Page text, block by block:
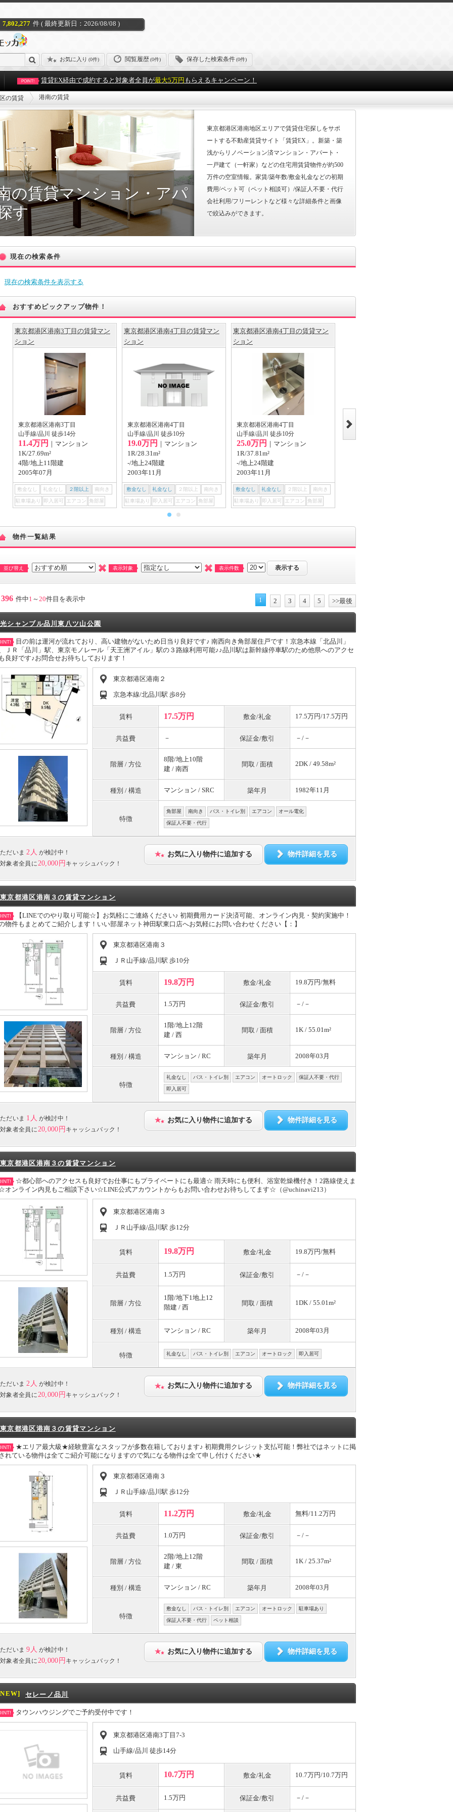
7,802,277 件 ( 最終更新日：2026/08/08 )
お気に入り (0件) 閲覧履歴(0件) 保存した検索条件(0件)
POINT! 賃貸EX経由で成約すると対象者全員が最大5万円 もらえるキャンペーン！
の賃貸 港南の賃貸
の賃貸マンション・アパ
す
東京都港区港南地区エリアで賃貸住宅探しをサポ
ートする不動産賃貸サイト「賃貸EX」。新築・築
浅からリノベーション済マンション・アパート・
一戸建て（一軒家）などの住宅用賃貸物件が約500
万件の空室情報。家賃/築年数/敷金礼金などの初期
費用/ペット可（ペット相談可）/保証人不要・代行
会社利用/フリーレントなど様々な詳細条件と画像
で絞込みができます。
現在の検索条件
現在の検索条件を表示する
おすすめピックアップ物件！
東京都港区港南3丁目の賃貸マン
ション
東京都港区港南3丁目
山手線/品川 徒歩14分
11.4万円 ｜マンション
1K/27.69m²
4階/地上11階建
2005年07月
敷金なし 礼金なし ２階以上 南向き
駐車場あり 即入居可 エアコン 角部屋
東京都港区港南4丁目の賃貸マン
ション
東京都港区港南4丁目
山手線/品川 徒歩10分
19.0万円 ｜マンション
1R/28.31m²
-/地上24階建
2003年11月
敷金なし 礼金なし ２階以上 南向き
駐車場あり 即入居可 エアコン 角部屋
東京都港区港南4丁目の賃貸マン
ション
東京都港区港南4丁目
山手線/品川 徒歩10分
25.0万円 ｜マンション
1R/37.81m²
-/地上24階建
2003年11月
敷金なし 礼金なし ２階以上 南向き
駐車場あり 即入居可 エアコン 角部屋
東京都港区港南4丁目
物件一覧結果
並び替え 表示対象 表示件数
396 件中1 ～ 20件目を表示中 1 2 3 4 5 >>最後
光シャンブル品川東八ツ山公園
目の前は運河が流れており、高い建物がないため日当り良好です♪ 南西向き角部屋住戸です！京急本線「北品川」
ＪＲ「品川」駅、東京モノレール「天王洲アイル」駅の３路線利用可能♪♪品川駅は新幹線停車駅のため他県へのアクセ
良好です♪お問合せお待ちしております！
東京都港区港南２
京急本線/北品川駅 歩8分
賃料 17.5万円 敷金/礼金 17.5万円/17.5万円
共益費 － 保証金/敷引 －/－
階層 / 方位
8階/地上10階
建 / 南西
間取 / 面積 2DK / 49.58m²
種別 / 構造 マンション / SRC 築年月 1982年11月
特徴
角部屋 南向き バス・トイレ別 エアコン オール電化
保証人不要・代行
ただいま 2人 が検討中！
対象者全員に20,000円 キャッシュバック！
お気に入り物件に追加する 物件詳細を見る
東京都港区港南３の賃貸マンション
【LINEでのやり取り可能☆】お気軽にご連絡ください♪ 初期費用カード決済可能、オンライン内見・契約実施中！
物件もまとめてご紹介します！いい部屋ネット神田駅東口店へお気軽にお問い合わせください【：】
東京都港区港南３
ＪＲ山手線/品川駅 歩10分
賃料 19.8万円 敷金/礼金 19.8万円/無料
共益費 1.5万円 保証金/敷引 －/－
階層 / 方位
1階/地上12階
建 / 西
間取 / 面積 1K / 55.01m²
種別 / 構造 マンション / RC 築年月 2008年03月
特徴
礼金なし バス・トイレ別 エアコン オートロック 保証人不要・代行
即入居可
ただいま 1人 が検討中！
対象者全員に 20,000円 キャッシュバック！
お気に入り物件に追加する 物件詳細を見る
東京都港区港南３の賃貸マンション
☆都心部へのアクセスも良好でお仕事にもプライベートにも最適☆ 雨天時にも便利、浴室乾燥機付き！2路線使えま
オンライン内見もご相談下さい☆LINE公式アカウントからもお問い合わせお待ちしてます☆（@uchinavi213）
東京都港区港南３
ＪＲ山手線/品川駅 歩12分
賃料 19.8万円 敷金/礼金 19.8万円/無料
共益費 1.5万円 保証金/敷引 －/－
階層 / 方位
1階/地下1地上12
階建 / 西
間取 / 面積 1DK / 55.01m²
種別 / 構造 マンション / RC 築年月 2008年03月
特徴 礼金なし バス・トイレ別 エアコン オートロック 即入居可
ただいま 2人 が検討中！
対象者全員に20,000円 キャッシュバック！
お気に入り物件に追加する 物件詳細を見る
東京都港区港南３の賃貸マンション
★エリア最大級★経験豊富なスタッフが多数在籍しております♪ 初期費用クレジット支払可能！弊社ではネットに掲
れている物件は全てご紹介可能になりますので気になる物件は全て申し付けください★
東京都港区港南３
ＪＲ山手線/品川駅 歩12分
賃料 11.2万円 敷金/礼金 無料/11.2万円
共益費 1.0万円 保証金/敷引 －/－
階層 / 方位
2階/地上12階
建 / 東
間取 / 面積 1K / 25.37m²
種別 / 構造 マンション / RC 築年月 2008年03月
特徴
敷金なし バス・トイレ別 エアコン オートロック 駐車場あり
保証人不要・代行 ペット相談
ただいま 9人 が検討中！
対象者全員に 20,000円 キャッシュバック！
お気に入り物件に追加する 物件詳細を見る
セレーノ品川
タウンハウジングでご予約受付中です！
東京都港区港南3丁目7-3
山手線/品川 徒歩14分
賃料 10.7万円 敷金/礼金 10.7万円/10.7万円
共益費 1.5万円 保証金/敷引 －/－